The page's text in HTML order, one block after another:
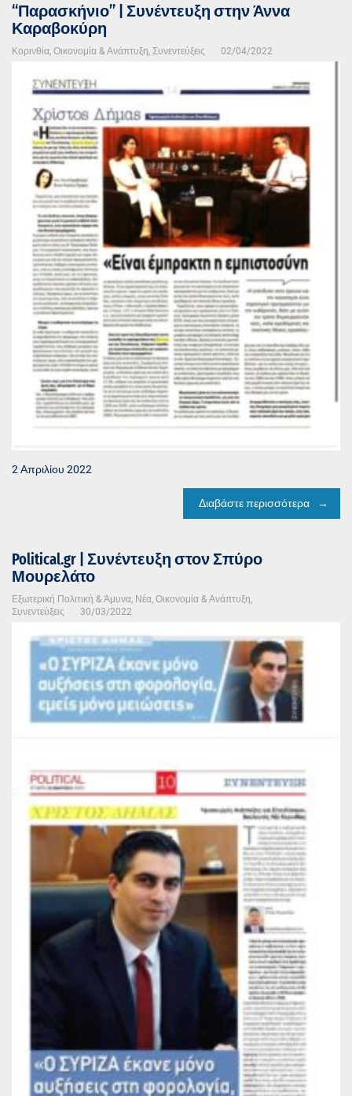
“Παρασκήνιο” | Συνέντευξη στην Άννα
Καραβοκύρη
Κορινθία, Οικονομία & Ανάπτυξη, Συνεντεύξεις 02/04/2022
2 Απριλίου 2022
Διαβάστε περισσότερα
Political.gr | Συνέντευξη στον Σπύρο
Μουρελάτο
Εξωτερική Πολιτική & Άμυνα Νέα Οικονομία & Ανάπτυξη
Συνεντεύξεις
30/03/2022